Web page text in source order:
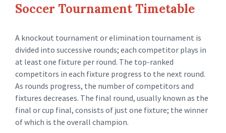
Soccer Tournament Timetable
A knockout tournament or elimination tournament is
divided into successive rounds; each competitor plays in
at least one fixture per round. The top-ranked
competitors in each fixture progress to the next round.
As rounds progress, the number of competitors and
fixtures decreases. The final round, usually known as the
final or cup final, consists of just one fixture; the winner
of which is the overall champion.